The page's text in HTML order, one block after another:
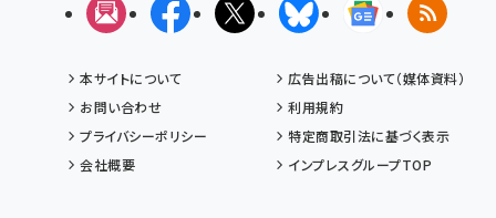
メルマガFacebookX(エックス)BlueskyGoogleニュ
RSS
本サイトについて
広告出稿について（媒体資料）
お問い合わせ
利用規約
プライバシーポリシー
特定商取引法に基づく表示
会社概要
インプレスグループTOP